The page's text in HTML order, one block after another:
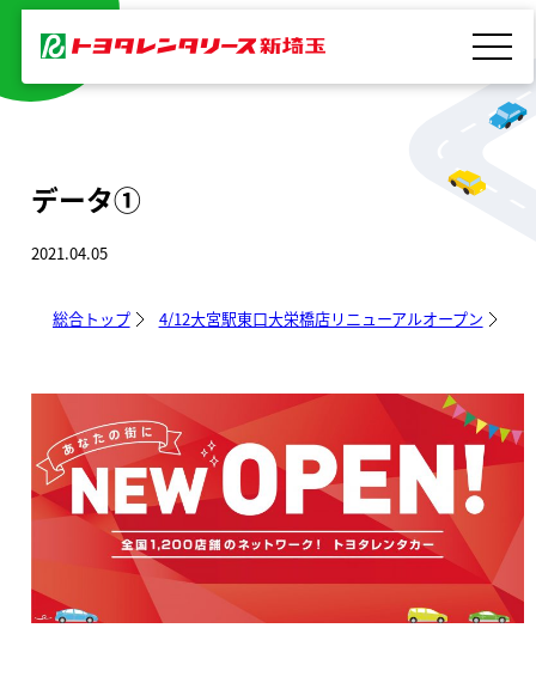
を
データ①
2021.04.05
総合トップ 4/12大宮駅東口大栄橋店リニューアルオープン